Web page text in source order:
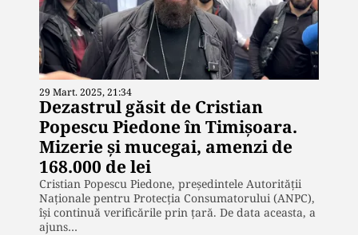
29 Mart. 2025, 21:34
Dezastrul găsit de Cristian
Popescu Piedone în Timișoara.
Mizerie și mucegai, amenzi de
168.000 de lei
Cristian Popescu Piedone, președintele Autorității
Naționale pentru Protecția Consumatorului (ANPC),
își continuă verificările prin țară. De data aceasta, a
ajuns…